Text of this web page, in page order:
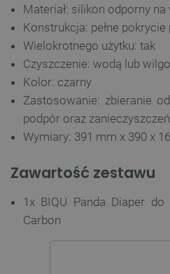
Materiał: silikon odporny
Konstrukcja: pełne
Wielokrotnego użytku: tak
Czyszczenie: wodą lub
Kolor: czarny
Zastosowanie: zbieranie
podpór oraz zanieczyszczeń
Wymiary: 391 mm x 390 x
Zawartość zestawu
1x BIQU Panda Diaper
Carbon